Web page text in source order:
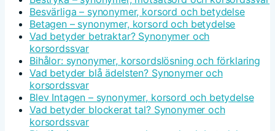
Besvärliga – synonymer, korsord och betydelse
Betagen – synonymer, korsord och betydelse
Vad betyder betraktar? Synonymer och
korsordssvar
Bihålor: synonymer, korsordslösning och förklaring
Vad betyder blå ädelsten? Synonymer och
korsordssvar
Blev Intagen – synonymer, korsord och betydelse
Vad betyder blockerat tal? Synonymer och
korsordssvar